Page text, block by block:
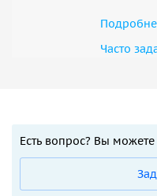
Часто
Есть вопрос? Вы можете